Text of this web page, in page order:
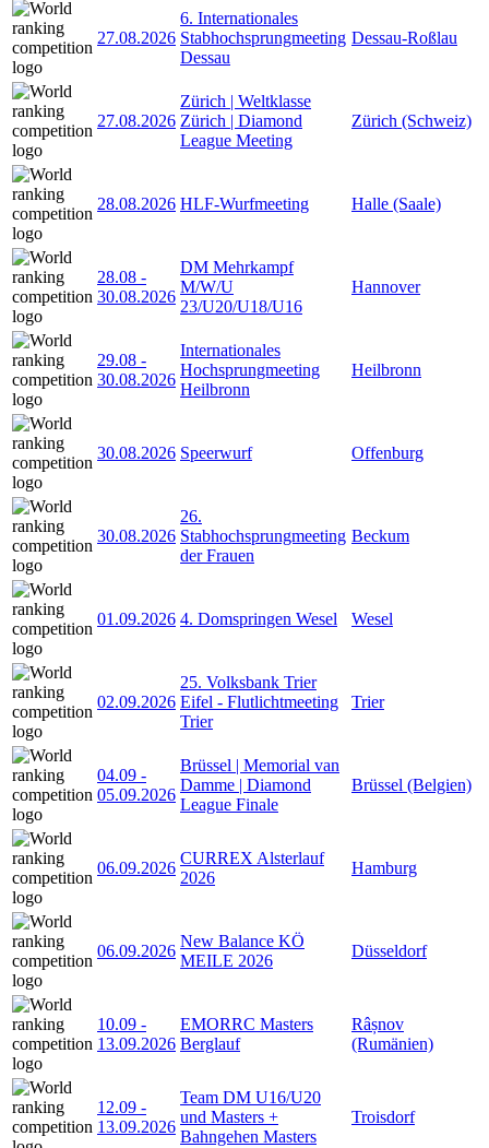
27.08.2026
6. Internationales
Stabhochsprungmeeting
Dessau
Dessau-Roßlau
27.08.2026
Zürich | Weltklasse
Zürich | Diamond
League Meeting
Zürich (Schweiz)
28.08.2026 HLF-Wurfmeeting Halle (Saale)
28.08 -
30.08.2026
DM Mehrkampf
M/W/U
23/U20/U18/U16
Hannover
29.08 -
30.08.2026
Internationales
Hochsprungmeeting
Heilbronn
Heilbronn
30.08.2026 Speerwurf Offenburg
30.08.2026
26.
Stabhochsprungmeeting
der Frauen
Beckum
01.09.2026 4. Domspringen Wesel Wesel
02.09.2026
25. Volksbank Trier
Eifel - Flutlichtmeeting
Trier
Trier
04.09 -
05.09.2026
Brüssel | Memorial van
Damme | Diamond
League Finale
Brüssel (Belgien)
06.09.2026
CURREX Alsterlauf
2026
Hamburg
06.09.2026
New Balance KÖ
MEILE 2026
Düsseldorf
10.09 -
13.09.2026
EMORRC Masters
Berglauf
Râșnov
(Rumänien)
12.09 -
13.09.2026
Team DM U16/U20
und Masters +
Bahngehen Masters
Troisdorf